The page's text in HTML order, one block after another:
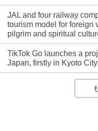
JAL and four railway
tourism model for foreign
pilgrim and spiritual
TikTok Go launches a
Japan, firstly in Kyoto